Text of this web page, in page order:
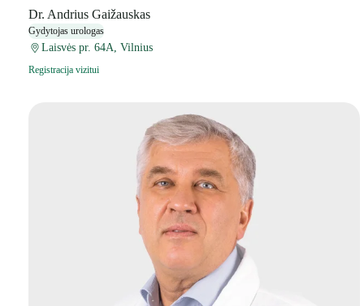
Dr. Andrius Gaižauskas
Gydytojas urologas
Laisvės pr. 64A, Vilnius
Registracija vizitui